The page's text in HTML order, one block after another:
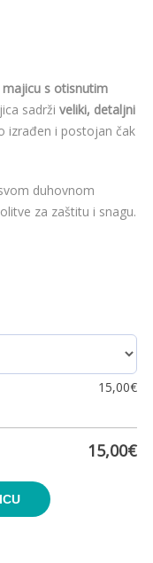
majicu s otisnutim
sadrži veliki, detaljni
izrađen i postojan čak
duhovnom
za zaštitu i snagu.
15,00€
15,00€